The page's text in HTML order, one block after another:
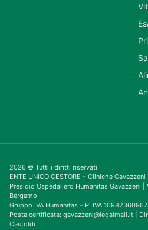
2026 © Tutti i diritti riservati
ENTE UNICO GESTORE – Cliniche
Presidio Ospedaliero Humanitas Gavazzeni |
Bergamo
Gruppo IVA Humanitas – P. IVA
Posta certificata: gavazzeni@legalmail.it |
Castoldi